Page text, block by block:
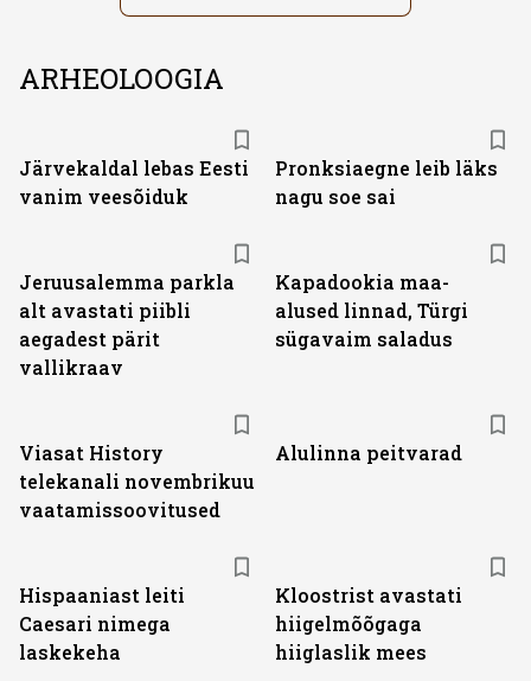
ARHEOLOOGIA
Järvekaldal lebas Eesti
vanim veesõiduk
Pronksiaegne leib läks
nagu soe sai
Jeruusalemma parkla
alt avastati piibli
aegadest pärit
vallikraav
Kapadookia maa-
alused linnad, Türgi
sügavaim saladus
Viasat History
telekanali novembrikuu
vaatamissoovitused
Alulinna peitvarad
Hispaaniast leiti
Caesari nimega
laskekeha
Kloostrist avastati
hiigelmõõgaga
hiiglaslik mees